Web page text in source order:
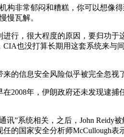
构非常郁闷和糟糕，你可以想像
慢瓦解。
行，很大程度的原因，要归功
也没打算长期用这套系统来与
的信息安全风险似乎被完全忽
2008年，伊朗政府还未发现逮
讯”系统相关，之后，John Reidy
的国家安全分析师McCullough表